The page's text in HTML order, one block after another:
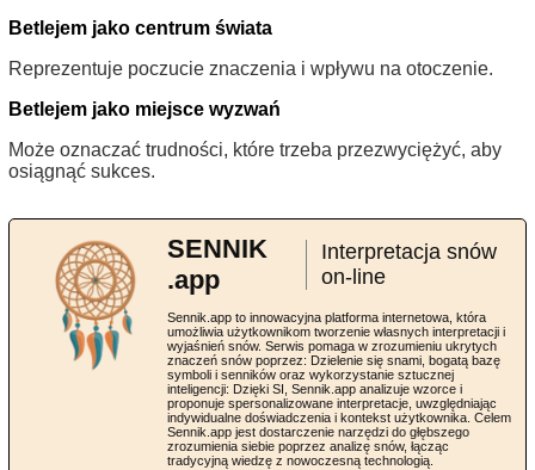
Betlejem jako centrum świata
Reprezentuje poczucie znaczenia i wpływu na otoczenie.
Betlejem jako miejsce wyzwań
Może oznaczać trudności, które trzeba przezwyciężyć, aby
osiągnąć sukces.
SENNIK
.app
Interpretacja snów
on-line
Sennik.app to innowacyjna platforma internetowa, która
umożliwia użytkownikom tworzenie własnych interpretacji i
wyjaśnień snów. Serwis pomaga w zrozumieniu ukrytych
znaczeń snów poprzez: Dzielenie się snami, bogatą bazę
symboli i senników oraz wykorzystanie sztucznej
inteligencji: Dzięki SI, Sennik.app analizuje wzorce i
proponuje spersonalizowane interpretacje, uwzględniając
indywidualne doświadczenia i kontekst użytkownika. Celem
Sennik.app jest dostarczenie narzędzi do głębszego
zrozumienia siebie poprzez analizę snów, łącząc
tradycyjną wiedzę z nowoczesną technologią.